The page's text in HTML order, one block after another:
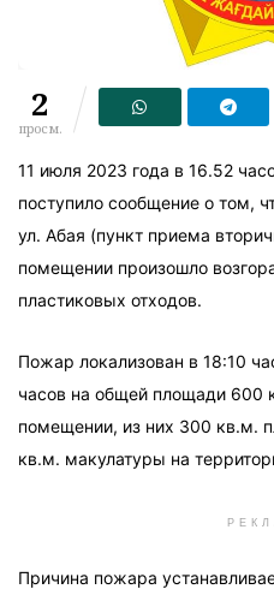
2
просм.
11 июля 2023 года в 16.52
поступило сообщение о том,
ул. Абая (пункт приема
помещении произошло
пластиковых отходов.
Пожар локализован в 18:10
часов на общей площади 600
помещении, из них 300 кв.м.
кв.м. макулатуры на
Причина пожара